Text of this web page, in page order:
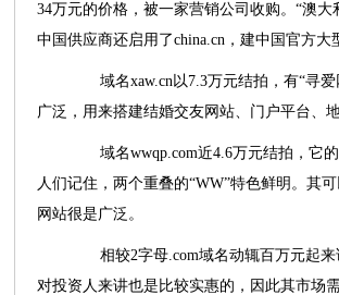
34万元的价格，被一家营销公司收购。“澳
中国供应商还启用了china.cn，建中国官方大
域名xaw.cn以7.3万元结拍，有“寻爱
广泛，用来搭建结婚交友网站、门户平台、
域名wwqp.com近4.6万元结拍，它的
人们记住，两个重叠的“WW”特色鲜明。其
网站很是广泛。
相较2字母.com域名动辄百万元起来
对投资人来讲也是比较实惠的，因此其市场